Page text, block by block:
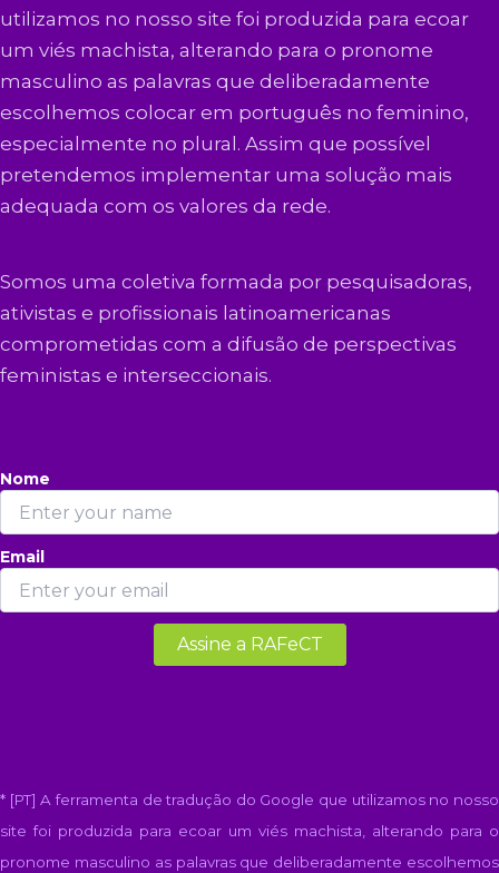
utilizamos no nosso site foi produzida para ecoar
um viés machista, alterando para o pronome
masculino as palavras que deliberadamente
escolhemos colocar em português no feminino,
especialmente no plural. Assim que possível
pretendemos implementar uma solução mais
adequada com os valores da rede.
Somos uma coletiva formada por pesquisadoras,
ativistas e profissionais latinoamericanas
comprometidas com a difusão de perspectivas
feministas e interseccionais.
Nome
Email
* [PT] A ferramenta de tradução do Google que utilizamos no nosso
site foi produzida para ecoar um viés machista, alterando para o
pronome masculino as palavras que deliberadamente escolhemos